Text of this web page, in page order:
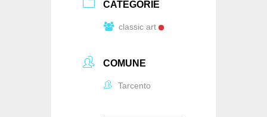
CATEGORIE
classic art
COMUNE
Tarcento